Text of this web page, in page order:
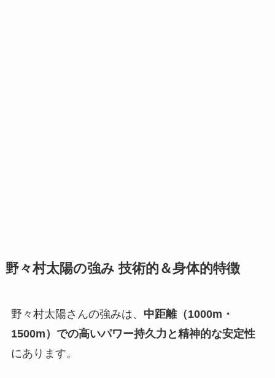
野々村太陽の強み 技術的＆身体的特徴
野々村太陽さんの強みは、 中距離（1000m・
1500m）での高いパワー持久力と精神的な安定性
にあります。